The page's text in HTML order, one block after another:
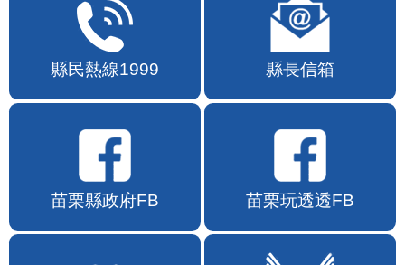
縣民熱線1999 縣長信箱
苗栗縣政府FB 苗栗玩透透FB